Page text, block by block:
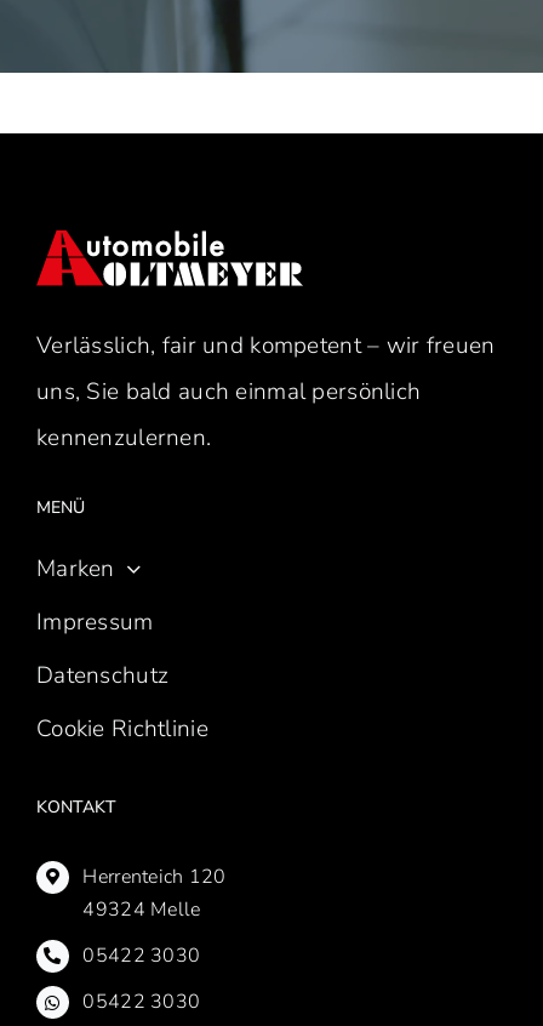
Verlässlich, fair und kompetent – wir freuen
uns, Sie bald auch einmal persönlich
kennenzulernen.
MENÜ
Marken
Impressum
Datenschutz
Cookie Richtlinie
KONTAKT
Herrenteich 120
49324 Melle
05422 3030
05422 3030